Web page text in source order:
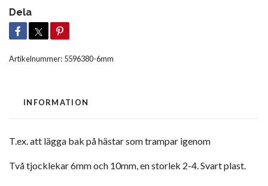
Dela
Artikelnummer: 5596380-6mm
INFORMATION
T.ex. att lägga bak på hästar som trampar igenom
Två tjocklekar 6mm och 10mm, en storlek 2-4. Svart plast.